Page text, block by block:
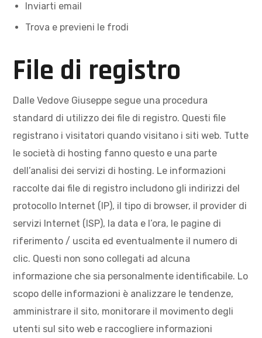
Inviarti email
Trova e previeni le frodi
File di registro
Dalle Vedove Giuseppe segue una procedura
standard di utilizzo dei file di registro. Questi file
registrano i visitatori quando visitano i siti web. Tutte
le società di hosting fanno questo e una parte
dell’analisi dei servizi di hosting. Le informazioni
raccolte dai file di registro includono gli indirizzi del
protocollo Internet (IP), il tipo di browser, il provider di
servizi Internet (ISP), la data e l’ora, le pagine di
riferimento / uscita ed eventualmente il numero di
clic. Questi non sono collegati ad alcuna
informazione che sia personalmente identificabile. Lo
scopo delle informazioni è analizzare le tendenze,
amministrare il sito, monitorare il movimento degli
utenti sul sito web e raccogliere informazioni